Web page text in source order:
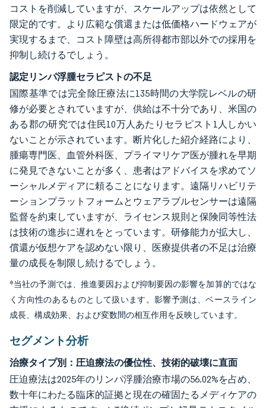
コストを削減していますが、スケールアップは依然として
限定的です。より広範な償還または低価格ハードウェアが
実現するまで、コスト障壁は高所得都市部以外での採用を
抑制し続けるでしょう。
認定リンパ浮腫セラピストの不足
国際基準では完全除圧療法に135時間の大学院レベルの研
修が必要とされていますが、供給は不十分であり、米国の
ある郡の研究では住民10万人あたりセラピスト1人しかい
ないことが示されています。断片化した紹介経路により、
腫瘍専門医、血管外科医、プライマリケア医が腫れを早期
に発見できないことが多く、患者はアドバイスを求めてソ
ーシャルメディアに頼ることになります。遠隔リハビリテ
ーションプラットフォームとウェアラブルセンサーは遠隔
監督を約束していますが、ライセンス規則と保険同等性法
は技術の進歩に遅れをとっています。研修能力が拡大し、
償還が仮想ケアを認めない限り、医療提供者の不足は治療
量の成長を制限し続けるでしょう。
*当社の予測では、推進要因および抑制要因の影響を加算的ではな
く方向性のあるものとして扱います。影響予測は、ベースライン
成長、構成効果、および変数間の相互作用を反映しています。
セグメント分析
治療タイプ別：圧迫療法の優位性、技術的破壊に直面
圧迫療法は2025年のリンパ浮腫治療市場の56.02%を占め、
数十年にわたる臨床的証拠と現在の確固たるメディケアの